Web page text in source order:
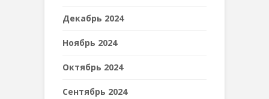
Декабрь 2024
Ноябрь 2024
Октябрь 2024
Сентябрь 2024